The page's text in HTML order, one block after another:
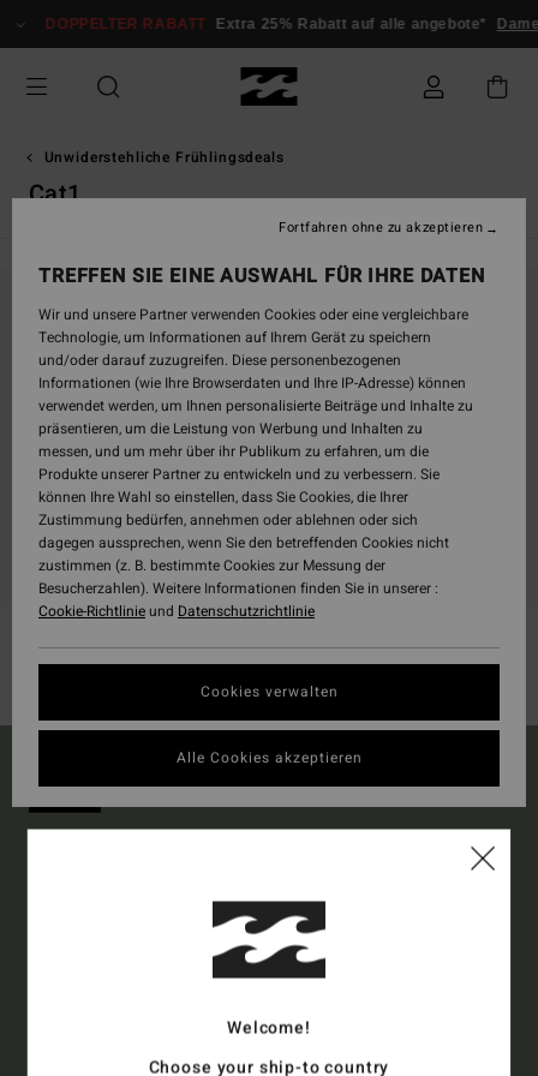
zur
Auswahl
springen
DOPPELTER RABATT Extra 25% Rabatt auf alle angebote*
Unwiderstehliche Frühlingsdeals
Cat1
Bleib dabei, die Produkte sind bald wieder da
Ups, wir konnten keine Ergebnisse für deine
Suche finden.
Kein Problem! Versuche es mit anderen Begriffen oder stöbere in unseren
Kategorien, um zu finden, was du suchst.
ERSTE BESTELLUNG
Welcome!
Choose your ship-to country
TREFFEN SIE EINE AUSWAHL FÜR IHRE DATEN
Wir und unsere Partner verwenden Cookies oder eine vergleichbare
Technologie, um Informationen auf Ihrem Gerät zu speichern
und/oder darauf zuzugreifen. Diese personenbezogenen
Informationen (wie Ihre Browserdaten und Ihre IP-Adresse) können
verwendet werden, um Ihnen personalisierte Beiträge und Inhalte zu
präsentieren, um die Leistung von Werbung und Inhalten zu
messen, und um mehr über ihr Publikum zu erfahren, um die
Produkte unserer Partner zu entwickeln und zu verbessern. Sie
können Ihre Wahl so einstellen, dass Sie Cookies, die Ihrer
Zustimmung bedürfen, annehmen oder ablehnen oder sich
dagegen aussprechen, wenn Sie den betreffenden Cookies nicht
zustimmen (z. B. bestimmte Cookies zur Messung der
Besucherzahlen). Weitere Informationen finden Sie in unserer :
Cookie-Richtlinieund Datenschutzrichtlinie
Cookies verwalten
Fortfahren ohne zu akzeptieren
Alle Cookies akzeptieren